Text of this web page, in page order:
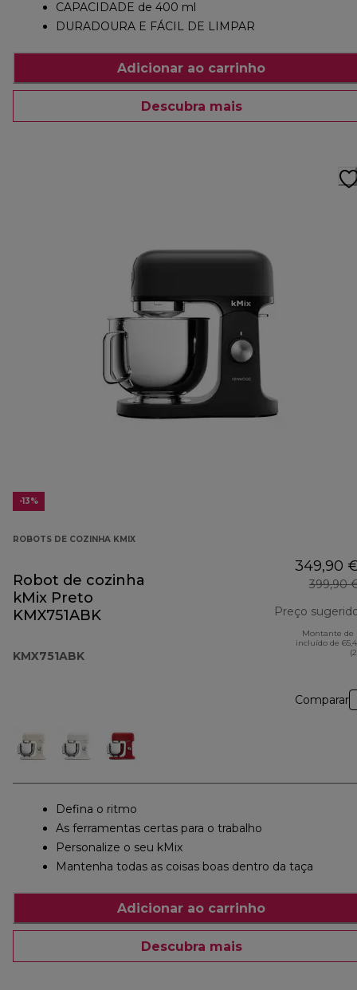
CAPACIDADE de 400 ml
DURADOURA E FÁCIL DE LIMPAR
Adicionar ao carrinho
Descubra mais
-13%
ROBOTS DE COZINHA KMIX
Robot de cozinha
kMix Preto
KMX751ABK
KMX751ABK
349,90
399,90
Preço
Montante de
incluído de
Comparar
Defina o ritmo
As ferramentas certas para o trabalho
Personalize o seu kMix
Mantenha todas as coisas boas dentro da taça
Adicionar ao carrinho
Descubra mais